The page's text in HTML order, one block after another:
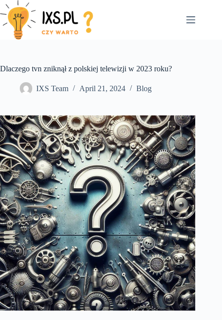
Skip
to
content
Dlaczego tvn zniknął z polskiej telewizji w 2023 roku?
IXS Team April 21, 2024 Blog